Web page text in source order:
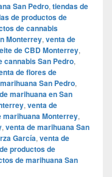
San Pedro, tiendas de
de productos de
de cannabis
Monterrey, venta de
de CBD Monterrey,
cannabis San Pedro,
de flores de
San Pedro,
marihuana en San
, venta de
marihuana Monterrey,
, venta de marihuana San
García, venta de
productos de
de marihuana San